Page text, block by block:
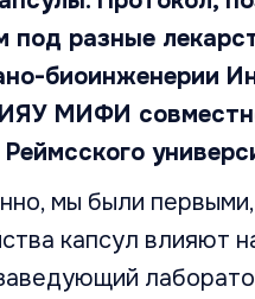
под разные
биоинженерии
МИФИ
мы были
капсул влияют